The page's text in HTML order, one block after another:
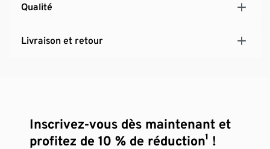
Qualité
Livraison et retour
Inscrivez-vous dès maintenant et
profitez de 10 % de réduction¹ !